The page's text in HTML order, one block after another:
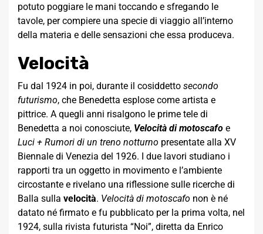
potuto poggiare le mani toccando e sfregando le
tavole, per compiere una specie di viaggio all’interno
della materia e delle sensazioni che essa produceva.
Velocità
Fu dal 1924 in poi, durante il cosiddetto secondo
futurismo, che Benedetta esplose come artista e
pittrice. A quegli anni risalgono le prime tele di
Benedetta a noi conosciute, Velocità di motoscafo e
Luci + Rumori di un treno notturno presentate alla XV
Biennale di Venezia del 1926. I due lavori studiano i
rapporti tra un oggetto in movimento e l’ambiente
circostante e rivelano una riflessione sulle ricerche di
Balla sulla velocità. Velocità di motoscafo non è né
datato né firmato e fu pubblicato per la prima volta, nel
1924, sulla rivista futurista “Noi”, diretta da Enrico